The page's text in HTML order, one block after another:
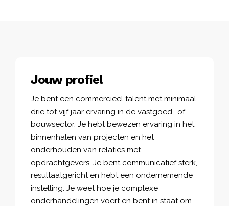
Jouw profiel
Je bent een commercieel talent met minimaal
drie tot vijf jaar ervaring in de vastgoed- of
bouwsector. Je hebt bewezen ervaring in het
binnenhalen van projecten en het
onderhouden van relaties met
opdrachtgevers. Je bent communicatief sterk,
resultaatgericht en hebt een ondernemende
instelling. Je weet hoe je complexe
onderhandelingen voert en bent in staat om